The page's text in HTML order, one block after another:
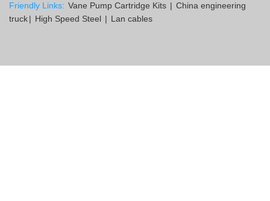
Friendly Links: Vane Pump Cartridge Kits | China engineering
truck| High Speed Steel | Lan cables